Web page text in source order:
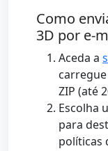
Como
3D por e-
Aceda a
ZIP (até
Escolha
para
políticas